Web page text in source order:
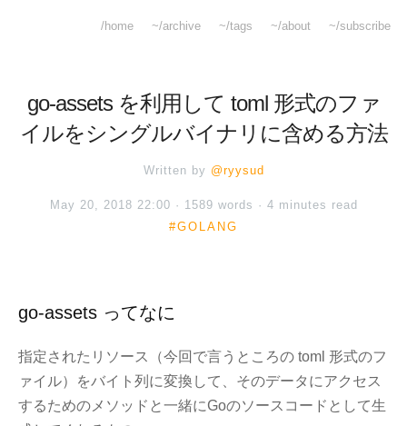
/home ~/archive ~/tags ~/about ~/subscribe
go-assets を利用して toml 形式のファ
イルをシングルバイナリに含める方法
Written by @ryysud
May 20, 2018 22:00 · 1589 words · 4 minutes read
#GOLANG
go-assets ってなに
指定されたリソース（今回で言うところの toml 形式のフ
ァイル）をバイト列に変換して、そのデータにアクセス
するためのメソッドと一緒にGoのソースコードとして生